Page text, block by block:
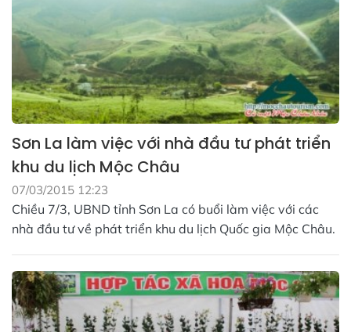
Sơn La làm việc với nhà đầu tư phát triển
khu du lịch Mộc Châu
07/03/2015 12:23
Chiều 7/3, UBND tỉnh Sơn La có buổi làm việc với các
nhà đầu tư về phát triển khu du lịch Quốc gia Mộc Châu.